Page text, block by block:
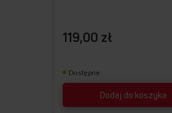
Dodaj do koszyka
119,00 zł
Dostępne